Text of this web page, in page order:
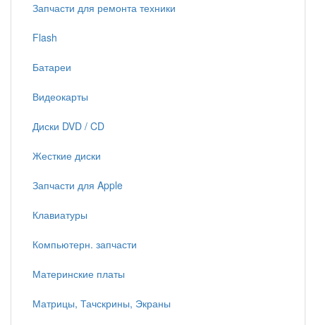
Запчасти для ремонта техники
Flash
Батареи
Видеокарты
Диски DVD / CD
Жесткие диски
Запчасти для Apple
Клавиатуры
Компьютерн. запчасти
Материнские платы
Матрицы, Тачскрины, Экраны